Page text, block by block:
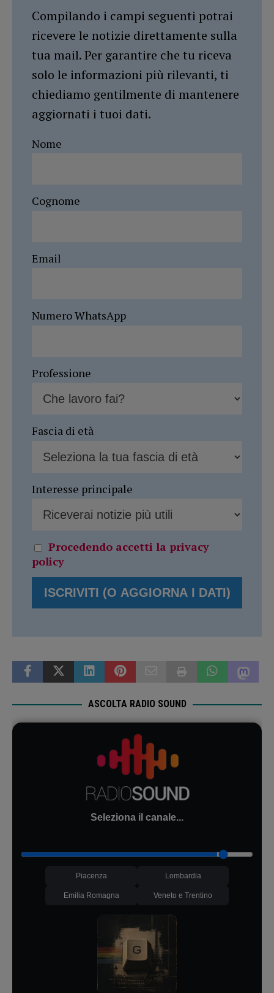
Compilando i campi seguenti potrai
ricevere le notizie direttamente sulla
tua mail. Per garantire che tu riceva
solo le informazioni più rilevanti, ti
chiediamo gentilmente di mantenere
aggiornati i tuoi dati.
Nome
Cognome
Email
Numero WhatsApp
Professione
Fascia di età
Interesse principale
Procedendo accetti la privacy
policy
ASCOLTA RADIO SOUND
Seleziona il canale...
Piacenza Lombardia
Emilia Romagna Veneto e Trentino